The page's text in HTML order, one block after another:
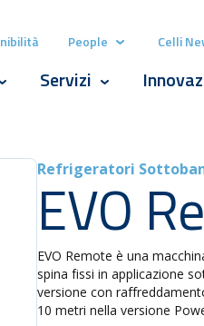
for Chi siamo
People Show Celli
Show submenu for Prodotti
Servizi Show submenu
Refrigeratori
EVO
EVO Remote è una
spina fissi in applicazione
versione con
10 metri nella versione